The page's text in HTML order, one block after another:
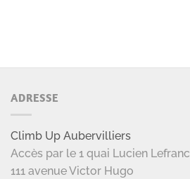
ADRESSE
Climb Up Aubervilliers
Accès par le 1 quai Lucien Lefranc
111 avenue Victor Hugo